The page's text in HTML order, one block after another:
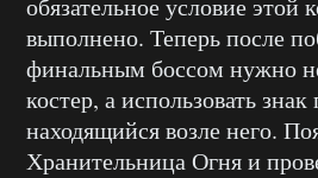
выполнено. Теперь после
финальным боссом нужно
костер, а использовать
находящийся возле него.
Хранительница Огня и